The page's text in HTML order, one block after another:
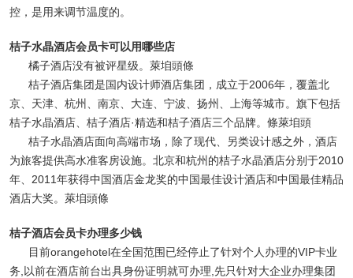
控，是用来调节温度的。
桔子水晶酒店会员卡可以用哪些店
橘子酒店没有被评星级。萊垍頭條
桔子酒店集团是国内设计师酒店集团，成立于2006年，覆盖北
京、天津、杭州、南京、大连、宁波、扬州、上海等城市。旗下包括
桔子水晶酒店、桔子酒店·精选和桔子酒店三个品牌。條萊垍頭
桔子水晶酒店面向高端市场，除了现代、另类设计感之外，酒店
为旅客提供高水准客房设施。北京和杭州的桔子水晶酒店分别于2010
年、2011年获得中国酒店金龙奖的中国最佳设计酒店和中国最佳精品
酒店大奖。萊垍頭條
桔子酒店会员卡办理多少钱
目前orangehotel在全国范围已经停止了针对个人办理的VIP卡业
务,以前在酒店前台出具身份证明就可办理,先只针对大企业办理集团